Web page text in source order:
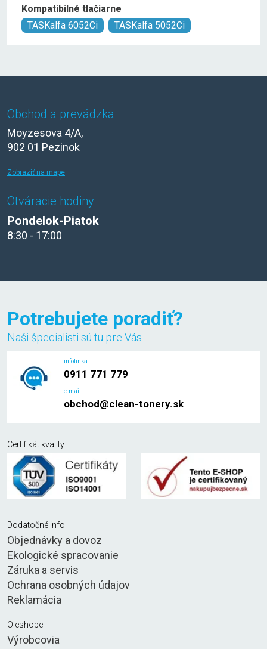
Kompatibilné tlačiarne
TASKalfa 6052Ci
TASKalfa 5052Ci
Obchod a prevádzka
Moyzesova 4/A,
902 01 Pezinok
Zobraziť na mape
Otváracie hodiny
Pondelok-Piatok
8:30 - 17:00
Potrebujete poradiť?
Naši špecialisti sú tu pre Vás.
infolinka:
0911 771 779
e-mail:
obchod@clean-tonery.sk
Certifikát kvality
Dodatočné info
Objednávky a dovoz
Ekologické spracovanie
Záruka a servis
Ochrana osobných údajov
Reklamácia
O eshope
Výrobcovia